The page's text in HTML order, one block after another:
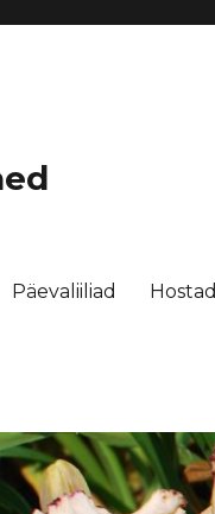
Päevaliiliad Hostad